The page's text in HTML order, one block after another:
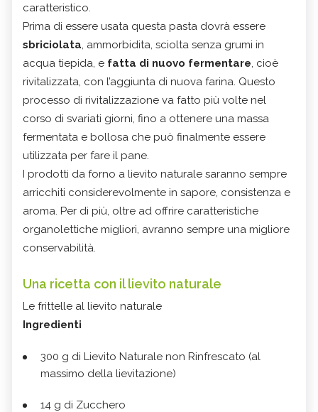
caratteristico.
Prima di essere usata questa pasta dovrà essere
sbriciolata , ammorbidita, sciolta senza grumi in
acqua tiepida, e fatta di nuovo fermentare , cioè
rivitalizzata, con l’aggiunta di nuova farina. Questo
processo di rivitalizzazione va fatto più volte nel
corso di svariati giorni, fino a ottenere una massa
fermentata e bollosa che può finalmente essere
utilizzata per fare il pane.
I prodotti da forno a lievito naturale saranno sempre
arricchiti considerevolmente in sapore, consistenza e
aroma. Per di più, oltre ad offrire caratteristiche
organolettiche migliori, avranno sempre una migliore
conservabilità.
Una ricetta con il lievito naturale
Le frittelle al lievito naturale
Ingredienti
300 g di Lievito Naturale non Rinfrescato (al
massimo della lievitazione)
14 g di Zucchero